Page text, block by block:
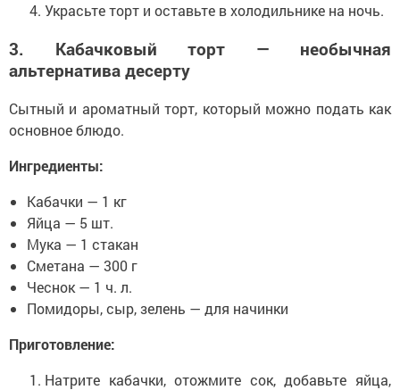
Украсьте торт и оставьте в холодильнике на ночь.
3. Кабачковый торт — необычная
альтернатива десерту
Сытный и ароматный торт, который можно подать как
основное блюдо.
Ингредиенты:
Кабачки — 1 кг
Яйца — 5 шт.
Мука — 1 стакан
Сметана — 300 г
Чеснок — 1 ч. л.
Помидоры, сыр, зелень — для начинки
Приготовление:
Натрите кабачки, отожмите сок, добавьте яйца,